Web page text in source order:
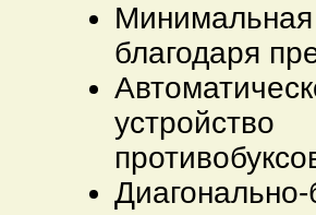
благодаря